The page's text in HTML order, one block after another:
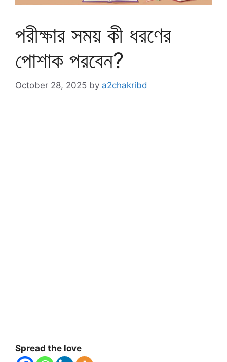
পরীক্ষার সময় কী ধরণের
পোশাক পরবেন?
October 28, 2025 by a2chakribd
Spread the love